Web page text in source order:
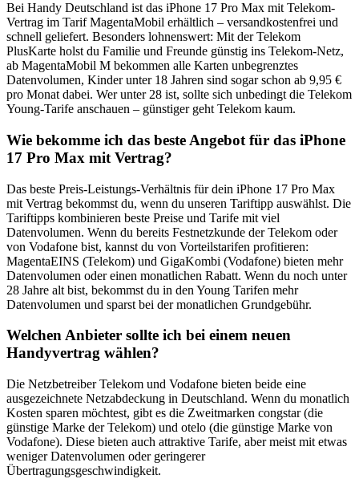
Bei Handy Deutschland ist das iPhone 17 Pro Max mit Telekom-
Vertrag im Tarif MagentaMobil erhältlich – versandkostenfrei und
schnell geliefert. Besonders lohnenswert: Mit der Telekom
PlusKarte holst du Familie und Freunde günstig ins Telekom-Netz,
ab MagentaMobil M bekommen alle Karten unbegrenztes
Datenvolumen, Kinder unter 18 Jahren sind sogar schon ab 9,95 €
pro Monat dabei. Wer unter 28 ist, sollte sich unbedingt die Telekom
Young-Tarife anschauen – günstiger geht Telekom kaum.
Wie bekomme ich das beste Angebot für das iPhone
17 Pro Max mit Vertrag?
Das beste Preis-Leistungs-Verhältnis für dein iPhone 17 Pro Max
mit Vertrag bekommst du, wenn du unseren Tariftipp auswählst. Die
Tariftipps kombinieren beste Preise und Tarife mit viel
Datenvolumen. Wenn du bereits Festnetzkunde der Telekom oder
von Vodafone bist, kannst du von Vorteilstarifen profitieren:
MagentaEINS (Telekom) und GigaKombi (Vodafone) bieten mehr
Datenvolumen oder einen monatlichen Rabatt. Wenn du noch unter
28 Jahre alt bist, bekommst du in den Young Tarifen mehr
Datenvolumen und sparst bei der monatlichen Grundgebühr.
Welchen Anbieter sollte ich bei einem neuen
Handyvertrag wählen?
Die Netzbetreiber Telekom und Vodafone bieten beide eine
ausgezeichnete Netzabdeckung in Deutschland. Wenn du monatlich
Kosten sparen möchtest, gibt es die Zweitmarken congstar (die
günstige Marke der Telekom) und otelo (die günstige Marke von
Vodafone). Diese bieten auch attraktive Tarife, aber meist mit etwas
weniger Datenvolumen oder geringerer
Übertragungsgeschwindigkeit.